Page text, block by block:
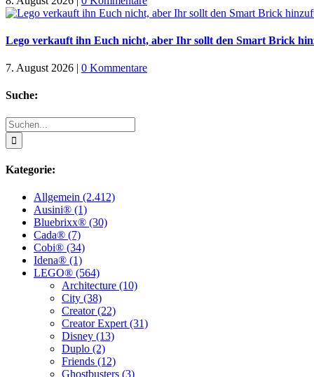
Lego verkauft ihn Euch nicht, aber Ihr sollt den Smart Brick
7. August 2026 | 0 Kommentare
Suche:
Suche
nach:
Kategorie:
Allgemein (2.412)
Ausini® (1)
Bluebrixx® (30)
Cada® (7)
Cobi® (34)
Idena® (1)
LEGO® (564)
Architecture (10)
City (38)
Creator (22)
Creator Expert (31)
Disney (13)
Duplo (2)
Friends (12)
Ghostbusters (3)